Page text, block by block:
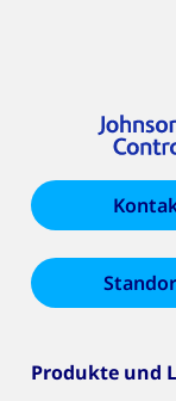
Produkte und